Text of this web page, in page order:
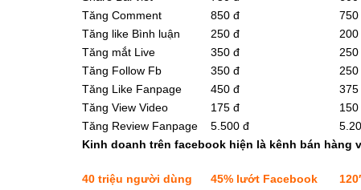
Tăng Comment
850 đ 750
Tăng like Bình luận
250 đ 200
Tăng mắt Live
350 đ 250
Tăng Follow Fb
350 đ 250
Tăng Like Fanpage
450 đ 375
Tăng View Video
175 đ 150
Tăng Review Fanpage
5.500 đ
Kinh doanh trên facebook hiện là kênh bán hàng
40 triệu người dùng 45% lướt Facebook 120′